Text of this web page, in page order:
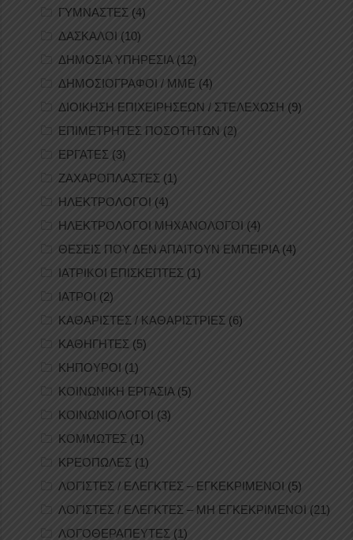
ΓΥΜΝΑΣΤΕΣ (4)
ΔΑΣΚΑΛΟΙ (10)
ΔΗΜΟΣΙΑ ΥΠΗΡΕΣΙΑ (12)
ΔΗΜΟΣΙΟΓΡΑΦΟΙ / ΜΜΕ (4)
ΔΙΟΙΚΗΣΗ ΕΠΙΧΕΙΡΗΣΕΩΝ / ΣΤΕΛΕΧΩΣΗ (9)
ΕΠΙΜΕΤΡΗΤΕΣ ΠΟΣΟΤΗΤΩΝ (2)
ΕΡΓΑΤΕΣ (3)
ΖΑΧΑΡΟΠΛΑΣΤΕΣ (1)
ΗΛΕΚΤΡΟΛΟΓΟΙ (4)
ΗΛΕΚΤΡΟΛΟΓΟΙ ΜΗΧΑΝΟΛΟΓΟΙ (4)
ΘΕΣΕΙΣ ΠΟΥ ΔΕΝ ΑΠΑΙΤΟΥΝ ΕΜΠΕΙΡΙΑ(4)
ΙΑΤΡΙΚΟΙ ΕΠΙΣΚΕΠΤΕΣ (1)
ΙΑΤΡΟΙ (2)
ΚΑΘΑΡΙΣΤΕΣ / ΚΑΘΑΡΙΣΤΡΙΕΣ (6)
ΚΑΘΗΓΗΤΕΣ (5)
ΚΗΠΟΥΡΟΙ (1)
ΚΟΙΝΩΝΙΚΗ ΕΡΓΑΣΙΑ(5)
ΚΟΙΝΩΝΙΟΛΟΓΟΙ (3)
ΚΟΜΜΩΤΕΣ (1)
ΚΡΕΟΠΩΛΕΣ (1)
ΛΟΓΙΣΤΕΣ / ΕΛΕΓΚΤΕΣ – ΕΓΚΕΚΡΙΜΕΝΟΙ (5)
ΛΟΓΙΣΤΕΣ / ΕΛΕΓΚΤΕΣ – ΜΗ ΕΓΚΕΚΡΙΜΕΝΟΙ (21)
ΛΟΓΟΘΕΡΑΠΕΥΤΕΣ (1)